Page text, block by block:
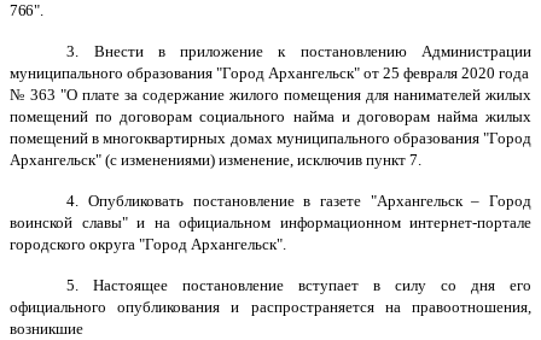
766".
3. Внести в приложение к постановлению Администрации
муниципального образования "Город Архангельск" от 25 февраля 2020 года
№ 363 "О плате за содержание жилого помещения для нанимателей жилых
помещений по договорам социального найма и договорам найма жилых
помещений в многоквартирных домах муниципального образования "Город
Архангельск" (с изменениями) изменение, исключив пункт 7.
4. Опубликовать постановление в газете "Архангельск – Город
воинской славы" и на официальном информационном интернет-портале
городского округа "Город Архангельск".
5. Настоящее постановление вступает в силу со дня его
официального опубликования и распространяется на правоотношения,
возникшие